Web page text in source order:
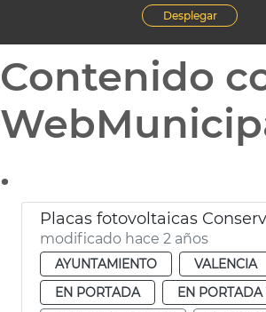
Desplegar
Contenido
.
Placas fotovoltaicas
modificado hace 2 años
AYUNTAMIENTO VALENCIA
EN PORTADA
EN PORTADA